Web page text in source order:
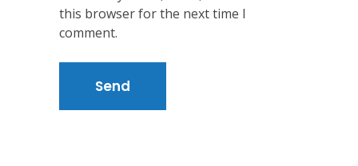
this browser for the next time I
comment.